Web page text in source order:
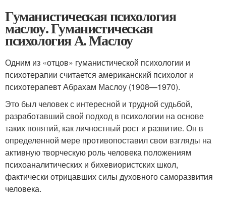
Гуманистическая психология
маслоу. Гуманистическая
психология А. Маслоу
Одним из «отцов» гуманистической психологии и
психотерапии считается американский психолог и
психотерапевт Абрахам Маслоу (1908—1970).
Это был человек с интересной и трудной судьбой,
разработавший свой подход в психологии на основе
таких понятий, как личностный рост и развитие. Он в
определенной мере противопоставил свои взгляды на
активную творческую роль человека положениям
психоаналитических и бихевиористских школ,
фактически отрицавших силы духовного саморазвития
человека.